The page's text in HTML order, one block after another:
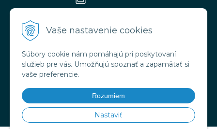
Vaše nastavenie cookies
Súbory cookie nám pomáhajú pri poskytovaní
služieb pre vás. Umožňujú spoznať a zapamätať si
vaše preferencie.
Rozumiem
Nastaviť
VŠETKO O NÁKUPE
Obchodné podmienky
Doprava a platba
Ochrana osobných údajov